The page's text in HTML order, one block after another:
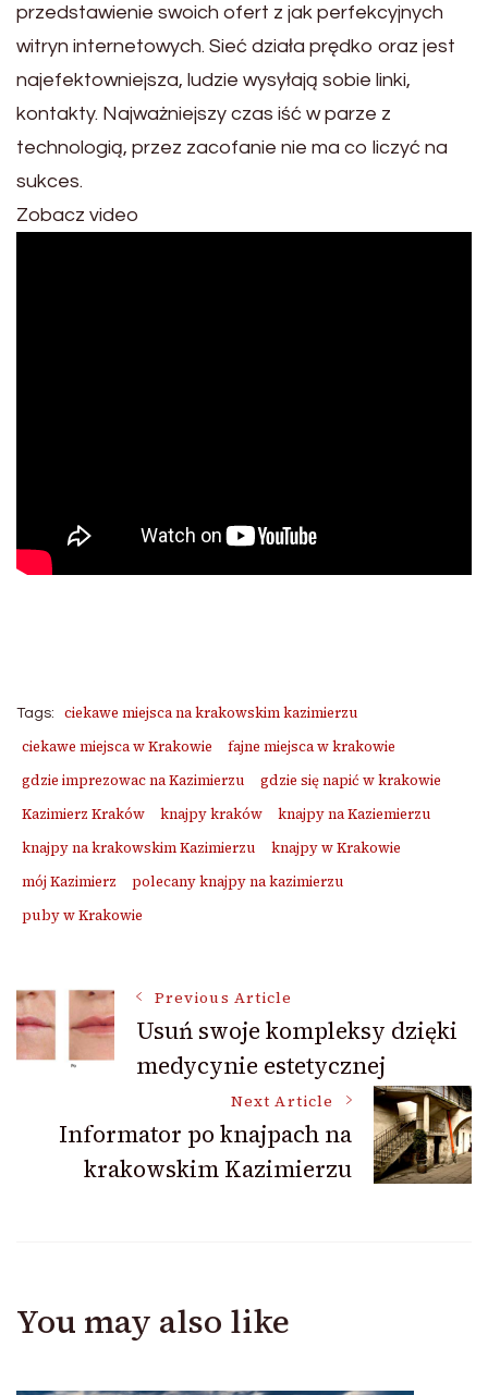
przedstawienie swoich ofert z jak perfekcyjnych
witryn internetowych. Sieć działa prędko oraz jest
najefektowniejsza, ludzie wysyłają sobie linki,
kontakty. Najważniejszy czas iść w parze z
technologią, przez zacofanie nie ma co liczyć na
sukces.
Zobacz video
Tags:
ciekawe miejsca na krakowskim kazimierzu
ciekawe miejsca w Krakowie
fajne miejsca w krakowie
gdzie imprezowac na Kazimierzu
gdzie się napić w krakowie
Kazimierz Kraków
knajpy kraków
knajpy na Kaziemierzu
knajpy na krakowskim Kazimierzu
knajpy w Krakowie
mój Kazimierz
polecany knajpy na kazimierzu
puby w Krakowie
Post
Navigation
Previous Article
Usuń swoje kompleksy dzięki
medycynie estetycznej
Next Article
Informator po knajpach na
krakowskim Kazimierzu
You may also like